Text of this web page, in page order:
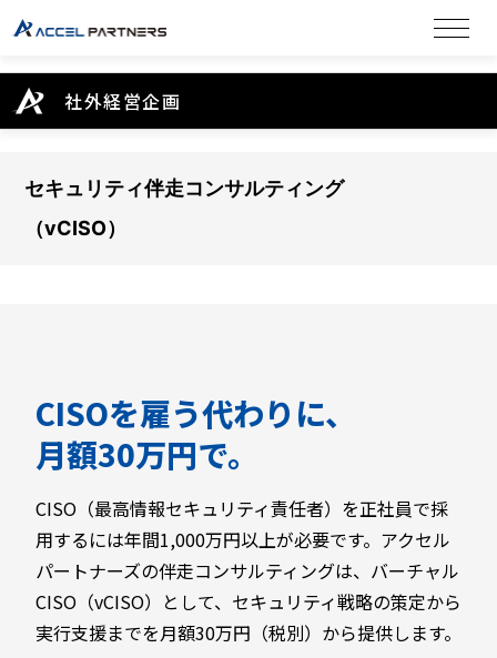
社外経営企画
セキュリティ伴走コンサルティング
（vCISO）
CISOを雇う代わりに、
月額30万円で。
CISO（最高情報セキュリティ責任者）を正社員で採
用するには年間1,000万円以上が必要です。アクセル
パートナーズの伴走コンサルティングは、バーチャル
CISO（vCISO）として、セキュリティ戦略の策定から
実行支援までを月額30万円（税別）から提供します。